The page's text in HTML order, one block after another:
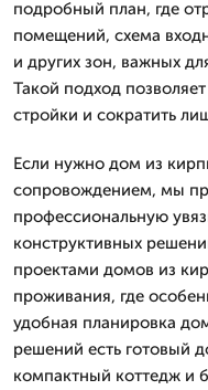
подробный план, где
помещений, схема
и других зон, важных
Такой подход
стройки и сократить
Если нужно дом из
сопровождением, мы
профессиональную
конструктивных
проектами домов из
проживания, где
удобная планировка
решений есть готовый
компактный коттедж и